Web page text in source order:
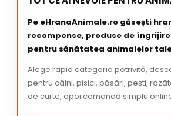
Pe eHranaAnimale.ro găsești
recompense, produse de
pentru sănătatea animalelor
Alege rapid categoria potrivită,
pentru câini, pisici, păsări, pești,
de curte, apoi comandă simplu